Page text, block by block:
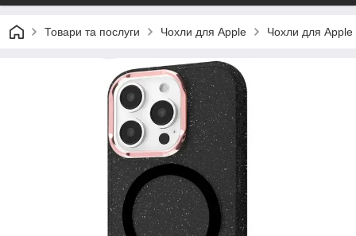
Товари та послуги Чохли для Apple Чохли для Apple